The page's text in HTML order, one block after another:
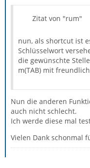
Zitat von "rum"
nun, als shortcut ist
Schlüsselwort
die gewünschte
m(TAB) mit
Nun die anderen
auch nicht schlecht.
Ich werde diese mal
Vielen Dank schonmal